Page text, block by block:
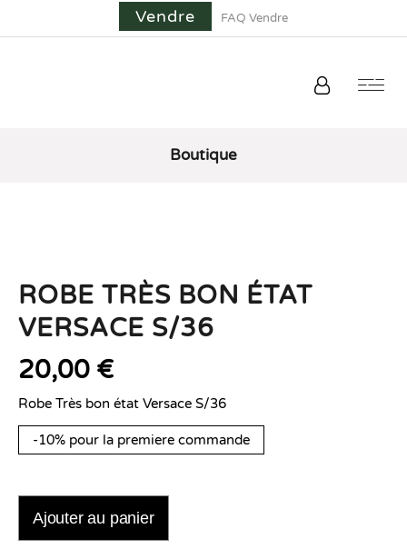
Vendre FAQ Vendre
Boutique
ROBE TRÈS BON ÉTAT
VERSACE S/36
20,00 €
Robe Très bon état Versace S/36
-10% pour la premiere commande
Ajouter au panier